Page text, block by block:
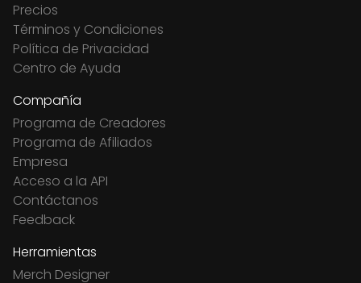
Precios
Términos y Condiciones
Política de Privacidad
Centro de Ayuda
Compañía
Programa de Creadores
Programa de Afiliados
Empresa
Acceso a la API
Contáctanos
Feedback
Herramientas
Merch Designer